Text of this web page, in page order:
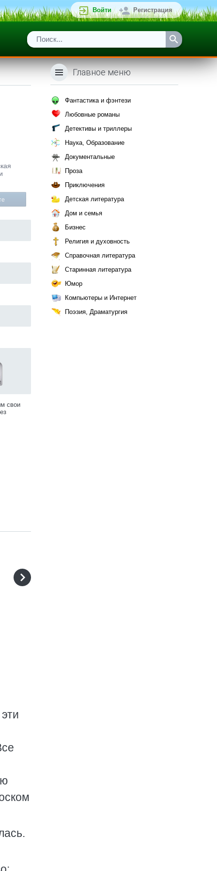
Войти Регистрация
свои
Главное меню
Фантастика и фэнтези
Любовные романы
Детективы и триллеры
Наука, Образование
Документальные
Проза
Приключения
Детская литература
Дом и семья
Бизнес
Религия и духовность
Справочная литература
Старинная литература
Юмор
Компьютеры и Интернет
Поэзия, Драматургия